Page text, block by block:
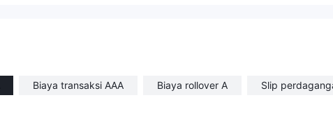
Biaya transaksi AAA Biaya rollover A Slip